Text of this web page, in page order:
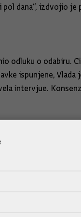
pol dana“, izdvojio
odluku o odabiru.
ispunjene,
intervjue.
rekao je.